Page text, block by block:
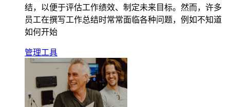
结，以便于评估工作绩效、制定未来目标。然而，许多
员工在撰写工作总结时常常面临各种问题，例如不知道
如何开始
管理工具